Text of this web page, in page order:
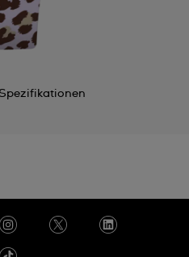
Spezifikationen